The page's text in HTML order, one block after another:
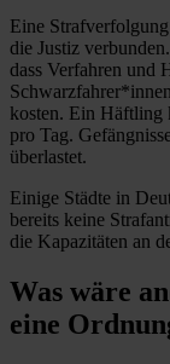
Eine
die Justiz
dass Verfahren und
kosten. Ein Häftling
pro Tag.
überlastet.
Einige Städte in
bereits keine
die Kapazitäten an
Was wäre
eine